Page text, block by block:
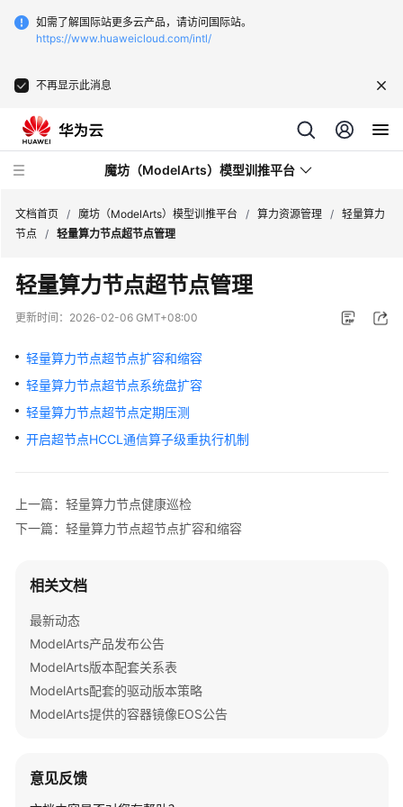
如需了解国际站更多云产品，请访问国际站。
https://www.huaweicloud.com/intl/
不再显示此消息
魔坊（ModelArts）模型训推平台
最
新
动
务
公
告
介
绍
费
说
快
速
入
数
文档首页 / 魔坊（ModelArts）模型训推平台 / 算力资源管理 / 轻量算力
节点
/ 轻量算力节点超节点管理
轻量算力节点超节点管理
更新时间： 2026-02-06 GMT+08:00
轻量算力节点超节点扩容和缩容
轻量算力节点超节点系统盘扩容
轻量算力节点超节点定期压测
开启超节点HCCL通信算子级重执行机制
上一篇：轻量算力节点健康巡检
下一篇：轻量算力节点超节点扩容和缩容
相关文档
最新动态
ModelArts产品发布公告
ModelArts版本配套关系表
ModelArts配套的驱动版本策略
ModelArts提供的容器镜像EOS公告
意见反馈